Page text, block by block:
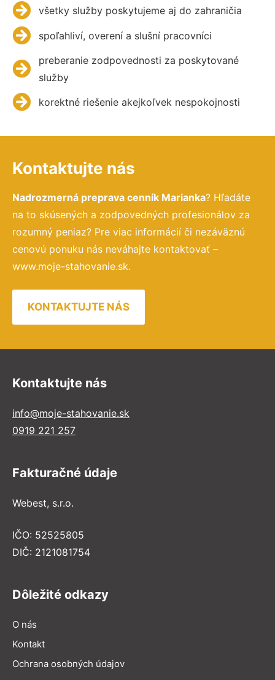
všetky služby poskytujeme aj do zahraničia
spoľahliví, overení a slušní pracovníci
preberanie zodpovednosti za poskytované
služby
korektné riešenie akejkoľvek nespokojnosti
Kontaktujte nás
Nadrozmerná preprava cenník Marianka? Hľadáte
na to skúsených a zodpovedných profesionálov za
rozumný peniaz? Pre viac informácií či nezáväznú
cenovú ponuku nás neváhajte kontaktovať –
www.moje-stahovanie.sk.
KONTAKTUJTE NÁS
Kontaktujte nás
info@moje-stahovanie.sk
0919 221 257
Fakturačné údaje
Webest, s.r.o.
IČO: 52525805
DIČ: 2121081754
Dôležité odkazy
O nás
Kontakt
Ochrana osobných údajov